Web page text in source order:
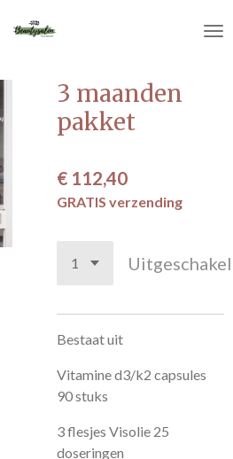
3 maanden
pakket
€ 112,40
GRATIS verzending
Bestaat uit
Vitamine d3/k2 capsules
90 stuks
3 flesjes Visolie 25
doseringen